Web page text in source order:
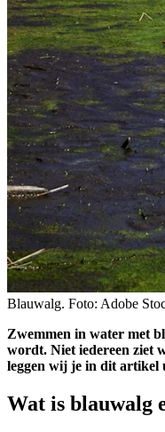
Blauwalg. Foto: Adobe
Zwemmen in water met
wordt. Niet iedereen ziet
leggen wij je in dit artikel
Wat is blauwalg